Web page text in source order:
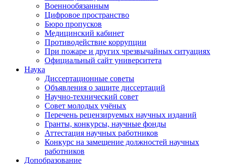
Военнообязанным
Цифровое пространство
Бюро пропусков
Медицинский кабинет
Противодействие коррупции
При пожаре и других чрезвычайных ситуациях
Официальный сайт университета
Наука
Диссертационные советы
Объявления о защите диссертаций
Научно-технический совет
Совет молодых учёных
Перечень рецензируемых научных изданий
Гранты, конкурсы, научные фонды
Аттестация научных работников
Конкурс на замещение должностей научных
работников
Допобразование